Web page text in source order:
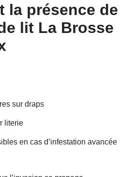
la présence de
lit La Brosse
sur draps
literie
en cas d’infestation avancée